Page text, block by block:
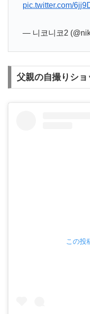
pic.twitter.com/
— 니코니코2
父親の自撮りショ
この投